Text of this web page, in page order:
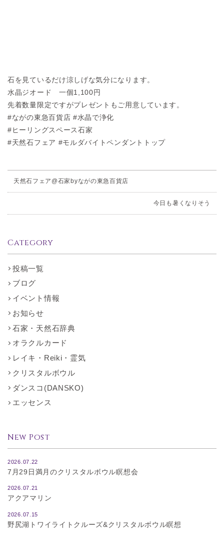
石を見ているだけ涼しげな気分になります。
水晶ジオード 一個1,100円
先着数量限定ですがプレゼントもご用意しています。
#ながの東急百貨店 #水晶で浄化
#ヒーリングスペース石家
#天然石フェア #モルダバイトペンダントトップ
天然石フェア@石家byながの東急百貨店
今日も暑くなりそう
Category
投稿一覧
ブログ
イベント情報
お知らせ
石家・天然石辞典
オラクルカード
レイキ・Reiki・霊気
クリスタルボウル
ダンスコ(DANSKO)
エッセンス
New Post
2026.07.22
7月29日満月のクリスタルボウル瞑想会
2026.07.21
アクアマリン
2026.07.15
野尻湖トワイライトクルーズ&クリスタルボウル瞑想